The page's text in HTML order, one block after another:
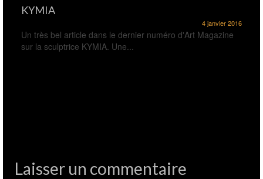
KYMIA
4 janvier 2016
Un très bel article dans le dernier numéro d'Art Magazine
sur la sculptrice KYMIA. Une...
Laisser un commentaire